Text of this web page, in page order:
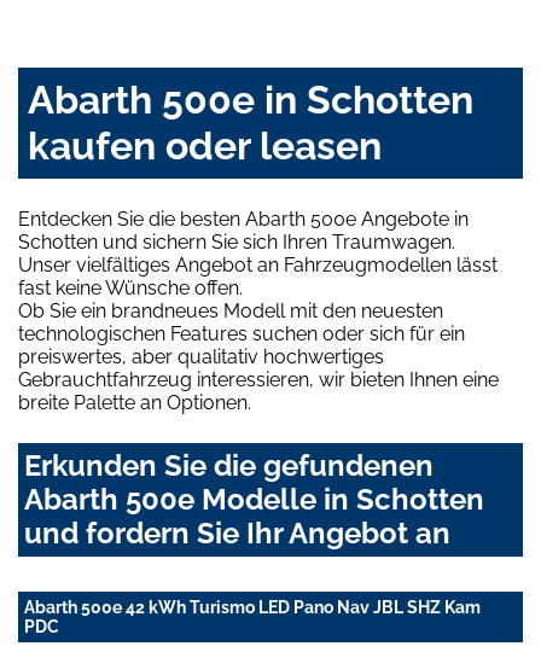
Abarth 500e in Schotten
kaufen oder leasen
Entdecken Sie die besten Abarth 500e Angebote in
Schotten und sichern Sie sich Ihren Traumwagen.
Unser vielfältiges Angebot an Fahrzeugmodellen lässt
fast keine Wünsche offen.
Ob Sie ein brandneues Modell mit den neuesten
technologischen Features suchen oder sich für ein
preiswertes, aber qualitativ hochwertiges
Gebrauchtfahrzeug interessieren, wir bieten Ihnen eine
breite Palette an Optionen.
Erkunden Sie die gefundenen
Abarth 500e Modelle in Schotten
und fordern Sie Ihr Angebot an
Abarth 500e 42 kWh Turismo LED Pano Nav JBL SHZ Kam
PDC